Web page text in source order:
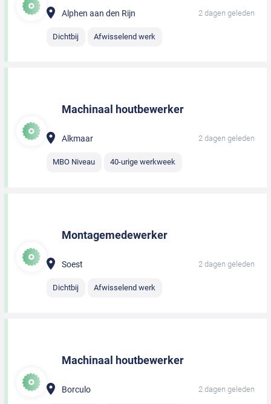
Alphen aan den Rijn 2 dagen geleden
Dichtbij Afwisselend werk
Machinaal houtbewerker
Alkmaar 2 dagen geleden
MBO Niveau 40-urige werkweek
Montagemedewerker
Soest 2 dagen geleden
Dichtbij Afwisselend werk
Machinaal houtbewerker
Borculo 2 dagen geleden